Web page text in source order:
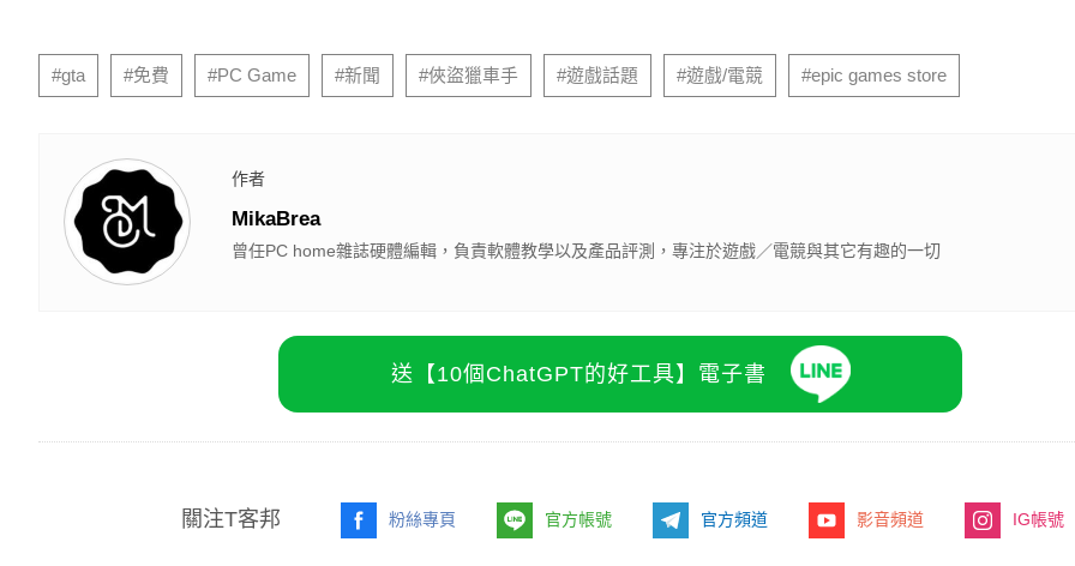
#gta #免費 #PC Game #新聞 #俠盜獵車手 #遊戲話題 #遊戲/電競 #epic games store
作者
MikaBrea
曾任PC home雜誌硬體編輯，負責軟體教學以及產品評測，專注於遊戲／電競與其它有趣的一切
送【10個ChatGPT的好工具】電子書
關注T客邦 粉絲專頁 官方帳號 官方頻道 影音頻道 IG帳號